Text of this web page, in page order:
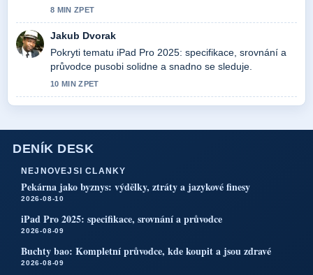
aktualizacich.
8 MIN ZPET
Jakub Dvorak
Pokryti tematu iPad Pro 2025: specifikace, srovnání a
průvodce pusobi solidne a snadno se sleduje.
10 MIN ZPET
DENÍK DESK
NEJNOVEJSI CLANKY
Pekárna jako byznys: výdělky, ztráty a jazykové finesy
2026-08-10
iPad Pro 2025: specifikace, srovnání a průvodce
2026-08-09
Buchty bao: Kompletní průvodce, kde koupit a jsou zdravé
2026-08-09